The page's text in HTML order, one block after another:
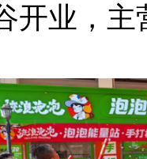
开业，主